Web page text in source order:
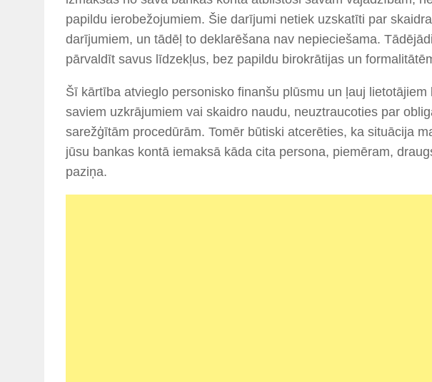
papildu ierobežojumiem. Šie darījumi netiek uzskatīti par
darījumiem, un tādēļ to deklarēšana nav nepieciešama.
pārvaldīt savus līdzekļus, bez papildu birokrātijas un
Šī kārtība atvieglo personisko finanšu plūsmu un ļauj
saviem uzkrājumiem vai skaidro naudu, neuztraucoties par
sarežģītām procedūrām. Tomēr būtiski atcerēties, ka situācija
jūsu bankas kontā iemaksā kāda cita persona, piemēram,
paziņa.